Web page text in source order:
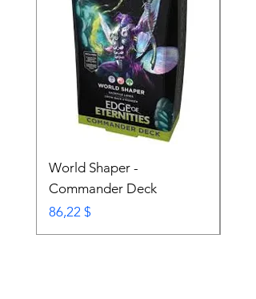
World Shaper -
Commander Deck
Prix
86,22 $